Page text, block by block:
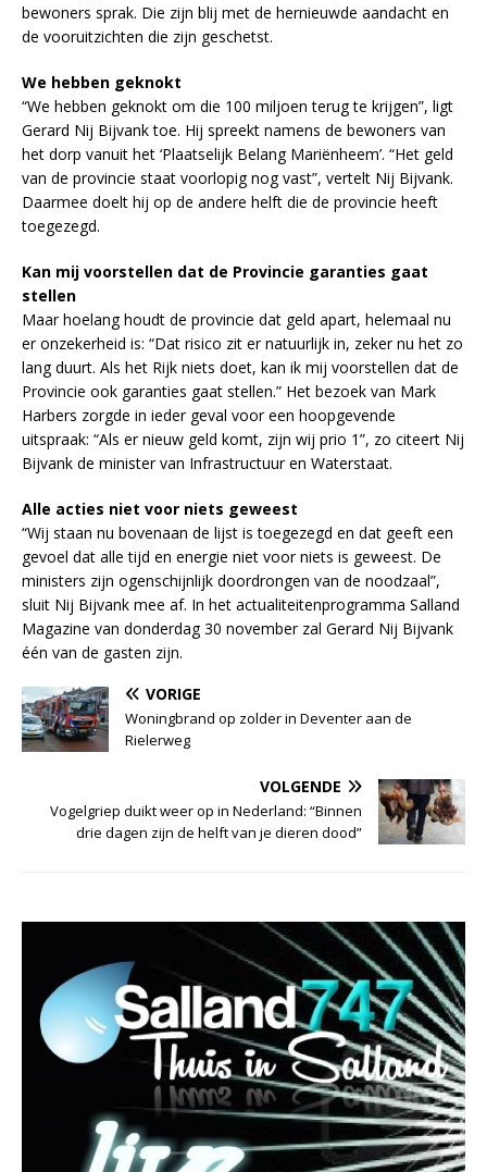
bewoners sprak. Die zijn blij met de hernieuwde aandacht en
de vooruitzichten die zijn geschetst.
We hebben geknokt
“We hebben geknokt om die 100 miljoen terug te krijgen”, ligt
Gerard Nij Bijvank toe. Hij spreekt namens de bewoners van
het dorp vanuit het ‘Plaatselijk Belang Mariënheem’. “Het geld
van de provincie staat voorlopig nog vast”, vertelt Nij Bijvank.
Daarmee doelt hij op de andere helft die de provincie heeft
toegezegd.
Kan mij voorstellen dat de Provincie garanties gaat
stellen
Maar hoelang houdt de provincie dat geld apart, helemaal nu
er onzekerheid is: “Dat risico zit er natuurlijk in, zeker nu het zo
lang duurt. Als het Rijk niets doet, kan ik mij voorstellen dat de
Provincie ook garanties gaat stellen.” Het bezoek van Mark
Harbers zorgde in ieder geval voor een hoopgevende
uitspraak: “Als er nieuw geld komt, zijn wij prio 1”, zo citeert Nij
Bijvank de minister van Infrastructuur en Waterstaat.
Alle acties niet voor niets geweest
“Wij staan nu bovenaan de lijst is toegezegd en dat geeft een
gevoel dat alle tijd en energie niet voor niets is geweest. De
ministers zijn ogenschijnlijk doordrongen van de noodzaal”,
sluit Nij Bijvank mee af. In het actualiteitenprogramma Salland
Magazine van donderdag 30 november zal Gerard Nij Bijvank
één van de gasten zijn.
VORIGE
Woningbrand op zolder in Deventer aan de
Rielerweg
VOLGENDE
Vogelgriep duikt weer op in Nederland: “Binnen
drie dagen zijn de helft van je dieren dood”